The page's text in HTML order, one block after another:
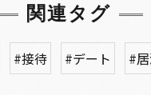
関連タグ
#接待 #デート #